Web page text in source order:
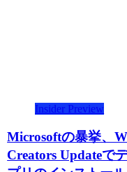
Insider Preview
Microsoftの暴挙、
Creators Updateで